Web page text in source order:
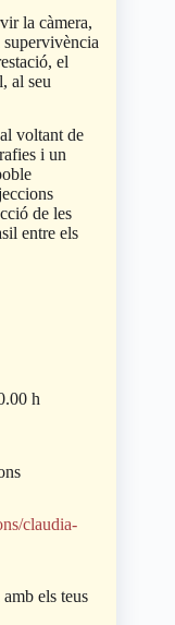
la càmera,
el
al seu
voltant de
i un
de les
entre els
h
claudia-
els teus